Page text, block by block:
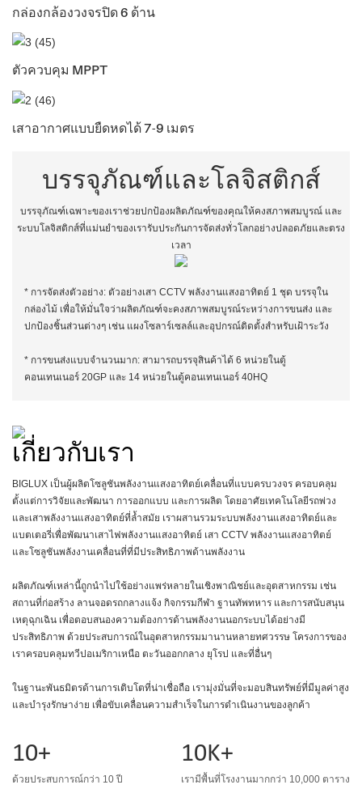
กล่องกล้องวงจรปิด 6 ด้าน
ตัวควบคุม MPPT
เสาอากาศแบบยืดหดได้ 7-9 เมตร
บรรจุภัณฑ์และโลจิสติกส์
บรรจุภัณฑ์เฉพาะของเราช่วยปกป้องผลิตภัณฑ์ของคุณให้คงสภาพสมบูรณ์ และ
ระบบโลจิสติกส์ที่แม่นยำของเรารับประกันการจัดส่งทั่วโลกอย่างปลอดภัยและตรง
เวลา
* การจัดส่งตัวอย่าง: ตัวอย่างเสา CCTV พลังงานแสงอาทิตย์ 1 ชุด บรรจุใน
กล่องไม้ เพื่อให้มั่นใจว่าผลิตภัณฑ์จะคงสภาพสมบูรณ์ระหว่างการขนส่ง และ
ปกป้องชิ้นส่วนต่างๆ เช่น แผงโซลาร์เซลล์และอุปกรณ์ติดตั้งสำหรับเฝ้าระวัง
* การขนส่งแบบจำนวนมาก: สามารถบรรจุสินค้าได้ 6 หน่วยในตู้
คอนเทนเนอร์ 20GP และ 14 หน่วยในตู้คอนเทนเนอร์ 40HQ
เกี่ยวกับเรา
BIGLUX เป็นผู้ผลิตโซลูชันพลังงานแสงอาทิตย์เคลื่อนที่แบบครบวงจร ครอบคลุม
ตั้งแต่การวิจัยและพัฒนา การออกแบบ และการผลิต โดยอาศัยเทคโนโลยีรถพ่วง
และเสาพลังงานแสงอาทิตย์ที่ล้ำสมัย เราผสานรวมระบบพลังงานแสงอาทิตย์และ
แบตเตอรี่เพื่อพัฒนาเสาไฟพลังงานแสงอาทิตย์ เสา CCTV พลังงานแสงอาทิตย์
และโซลูชันพลังงานเคลื่อนที่ที่มีประสิทธิภาพด้านพลังงาน
ผลิตภัณฑ์เหล่านี้ถูกนำไปใช้อย่างแพร่หลายในเชิงพาณิชย์และอุตสาหกรรม เช่น
สถานที่ก่อสร้าง ลานจอดรถกลางแจ้ง กิจกรรมกีฬา ฐานทัพทหาร และการสนับสนุน
เหตุฉุกเฉิน เพื่อตอบสนองความต้องการด้านพลังงานนอกระบบได้อย่างมี
ประสิทธิภาพ ด้วยประสบการณ์ในอุตสาหกรรมมานานหลายทศวรรษ โครงการของ
เราครอบคลุมทวีปอเมริกาเหนือ ตะวันออกกลาง ยุโรป และที่อื่นๆ
ในฐานะพันธมิตรด้านการเติบโตที่น่าเชื่อถือ เรามุ่งมั่นที่จะมอบสินทรัพย์ที่มีมูลค่าสูง
และบำรุงรักษาง่าย เพื่อขับเคลื่อนความสำเร็จในการดำเนินงานของลูกค้า
10+
ด้วยประสบการณ์กว่า 10 ปี
10K+
เรามีพื้นที่โรงงานมากกว่า 10,000 ตาราง